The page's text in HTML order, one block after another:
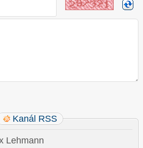
Kanál RSS
Lehmann